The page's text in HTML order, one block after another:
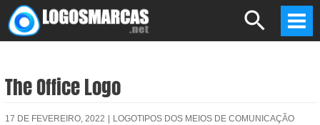
Skip
to
Search
The Office Logo
17 DE FEVEREIRO, 2022 LOGOTIPOS DOS MEIOS DE COMUNICAÇÃO